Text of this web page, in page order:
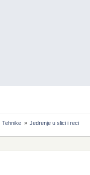
Tehnike » Jedrenje u slici i reci